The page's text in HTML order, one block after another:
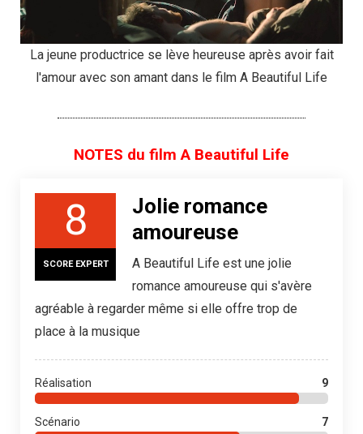
La jeune productrice se lève heureuse après avoir fait
l'amour avec son amant dans le film A Beautiful Life
NOTES du film A Beautiful Life
8
SCORE EXPERT
Jolie romance
amoureuse
A Beautiful Life est une jolie
romance amoureuse qui s'avère
agréable à regarder même si elle offre trop de
place à la musique
Réalisation 9
Scénario 7